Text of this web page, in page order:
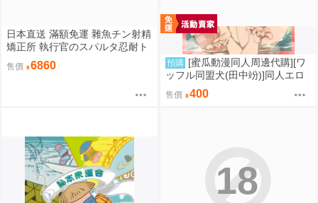
日本直送 滿額免運 雜魚チン射精
矯正所 執行官のスパルタ忍耐ト
レーニング 4kg重量級 優品 / 優
品即戰力組合 疾風雷神
售價 6860 預購 [蜜瓜動漫同人周邊代購][ワ
ッフル同盟犬(田中竕)]同人エロ
ゲ転生2上～発動!ヌルヌルスケ
ベスキル(同人誌)
售價 400
18